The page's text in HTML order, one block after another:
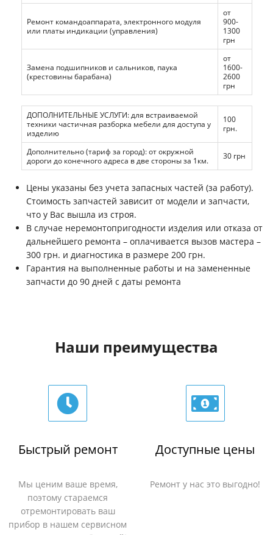
Ремонт командоаппарата, электронного модуля
или платы индикации (управления)
от
900-
1300
грн
Замена подшипников и сальников, паука
(крестовины барабана)
от
1600-
2600
грн
ДОПОЛНИТЕЛЬНЫЕ УСЛУГИ: для встраиваемой
техники частичная разборка мебели для доступа у
изделию
100
грн.
Дополнительно (тариф за город): от окружной
дороги до конечного адреса в две стороны за 1км.
30 грн
Цены указаны без учета запасных частей (за работу).
Стоимость запчастей зависит от модели и запчасти,
что у Вас вышла из строя.
В случае неремонтопригодности изделия или отказа от
дальнейшего ремонта – оплачивается вызов мастера –
300 грн. и диагностика в размере 200 грн.
Гарантия на выполненные работы и на замененные
запчасти до 90 дней с даты ремонта
Наши преимущества
Быстрый ремонт
Мы ценим ваше время,
поэтому стараемся
отремонтировать ваш
прибор в нашем сервисном
Доступные цены
Ремонт у нас это выгодно!